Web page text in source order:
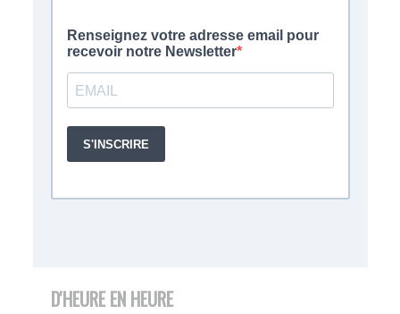
D'HEURE EN HEURE